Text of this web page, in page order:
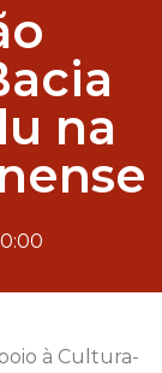
na
à Cultura-